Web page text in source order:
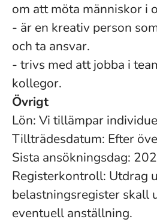
om att möta människor i
- är en kreativ person
och ta ansvar.
- trivs med att jobba i
kollegor.
Övrigt
Lön: Vi tillämpar
Tillträdesdatum: Efter
Sista ansökningsdag:
Registerkontroll: Utdrag
belastningsregister skall
eventuell anställning.